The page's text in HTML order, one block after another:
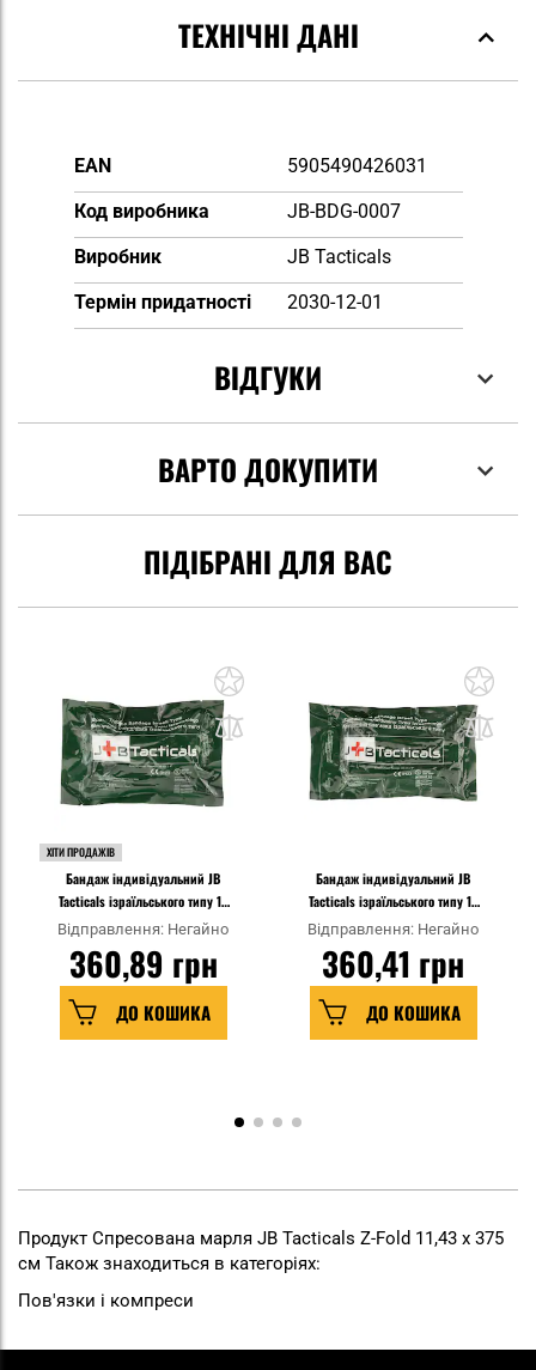
ТЕХНІЧНІ ДАНІ
Докладніше
EAN
5905490426031
Код виробника
JB-BDG-0007
Виробник
JB Tacticals
Термін придатності
2030-12-01
ВІДГУКИ
ВАРТО ДОКУПИТИ
ПІДІБРАНІ ДЛЯ ВАС
ХІТИ ПРОДАЖІВ
Бандаж індивідуальний JB
Tacticals ізраїльського типу 10
см
Відправлення: Негайно
360,89 грн
ДО КОШИКА
Бандаж індивідуальний JB
Tacticals ізраїльського типу 15
см
Відправлення: Негайно
360,41 грн
ДО КОШИКА
Продукт Спресована марля JB Tacticals Z-Fold 11,43 x 375
см Також знаходиться в категоріях:
Пов'язки і компреси